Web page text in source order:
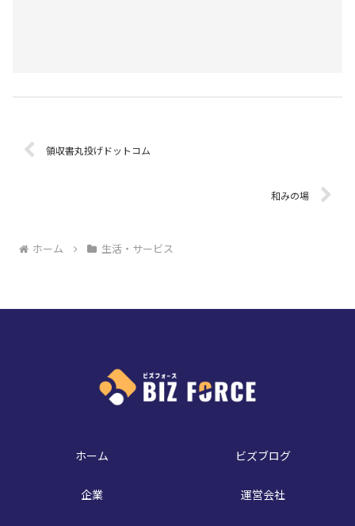
領収書丸投げドットコム
和みの場
ホーム 生活・サービス
ホーム ビズブログ
企業 運営会社